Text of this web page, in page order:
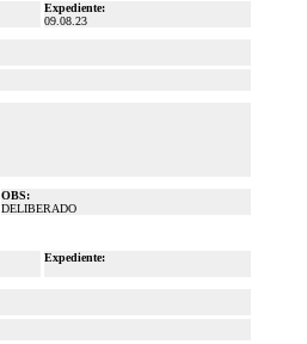
Expediente:
09.08.23
OBS:
DELIBERADO
Expediente: